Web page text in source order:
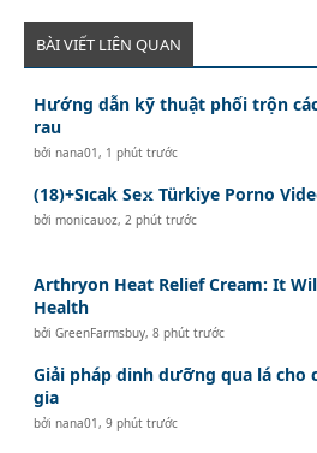
BÀI VIẾT LIÊN QUAN
Hướng dẫn kỹ thuật phối trộn
rau
bởinana01 , 1 phút trước
(18)+Sıcak Se𝚡 Türkiye Porno
bởimonicauoz, 2 phút trước
Arthryon Heat Relief Cream: It
Health
bởiGreenFarmsbuy,8 phút trước
Giải pháp dinh dưỡng qua lá cho
gia
bởinana01 ,9 phút trước